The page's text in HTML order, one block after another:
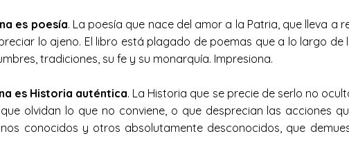
es poesía. La poesía que nace del amor a la Patria, que lleva
lo ajeno. El libro está plagado de poemas que a lo largo
tradiciones, su fe y su monarquía. Impresiona.
es Historia auténtica. La Historia que se precie de serlo no
olvidan lo que no conviene, o que desprecian las acciones
conocidos y otros absolutamente desconocidos, que